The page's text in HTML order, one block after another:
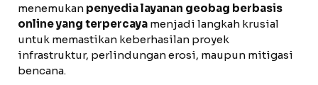
menemukan penyedia layanan geobag berbasis
online yang terpercaya menjadi langkah krusial
untuk memastikan keberhasilan proyek
infrastruktur, perlindungan erosi, maupun mitigasi
bencana.